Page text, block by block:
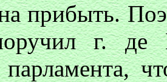
прибыть.
г. де
парламента,